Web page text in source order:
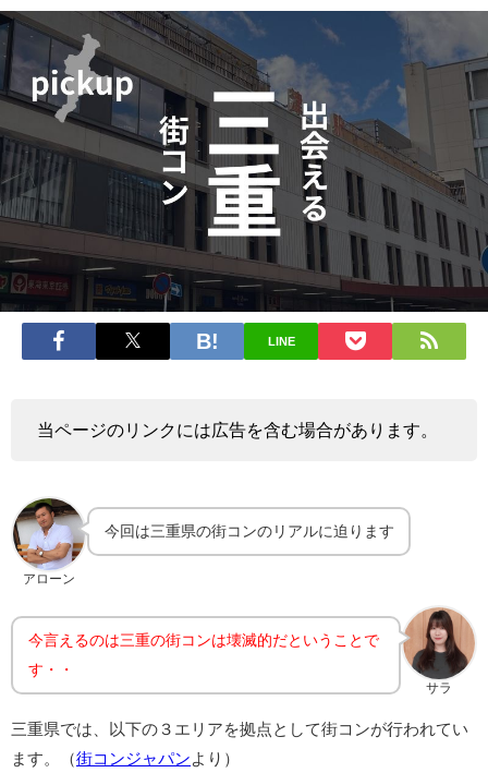
LINE
当ページのリンクには広告を含む場合があります。
アローン
今回は三重県の街コンのリアルに迫ります
サラ
今言えるのは三重の街コンは壊滅的だということで
す・・
三重県では、以下の３エリアを拠点として街コンが行われてい
ます。（街コンジャパン より）